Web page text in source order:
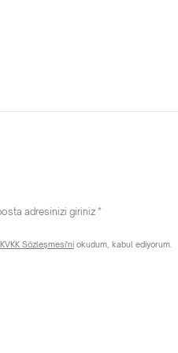
KVKK Sözleşmesi'ni okudum, kabul ediyorum.